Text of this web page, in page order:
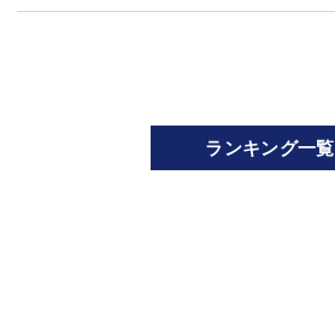
ランキング一覧